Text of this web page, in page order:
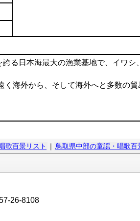
る日本海最大の漁業基地で、イワシ
海外から、そして海外へと多数の
歌百景リスト ｜ 鳥取県中部の童謡・唱歌百
26-8108